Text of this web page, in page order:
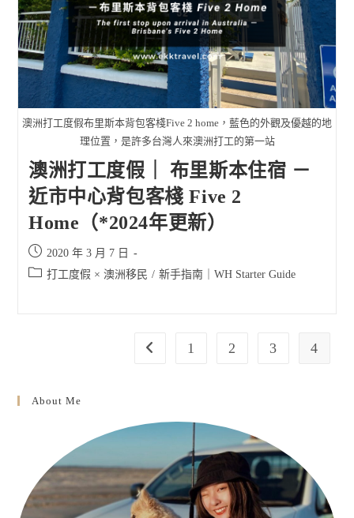
澳洲打工度假布里斯本背包客棧Five 2 home，藍色的外觀及優越的地
理位置，是許多台灣人來澳洲打工的第一站
澳洲打工度假｜ 布里斯本住宿 －
近市中心背包客棧 Five 2
Home（*2024年更新）
Post
published:
2020 年 3 月 7 日
Post 打工度假 × 澳洲移民 / 新手指南｜WH Starter Guide
Go to the previous page
1 2 3 4
About Me